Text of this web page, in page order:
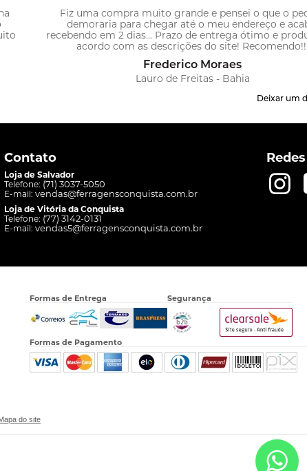
Fiz uma compra muito grande e pensei o que o
demoraria para chegar até o meu endereço e
recebendo em 2 dias... Prazo de entrega ótimo e
acordo com as descrições do site!
Frederico Moraes
Lauro de Freitas - Bahia
Deixar um
Contato
Loja de Salvador
Telefone: (71) 3037-5050
E-mail:vendas@ferragensconquista.com.br
Loja de Vitória da Conquista
Telefone: (77) 3142-0131
E-mail:vendas5@ferragensconquista.com.br
Formas de Entrega Segurança
Formas de Pagamento
do site